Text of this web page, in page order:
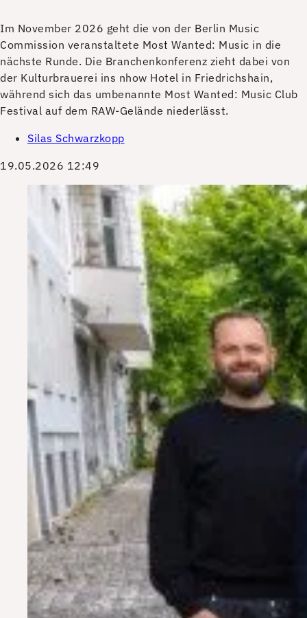
Im November 2026 geht die von der Berlin Music
Commission veranstaltete Most Wanted: Music in die
nächste Runde. Die Branchenkonferenz zieht dabei von
der Kulturbrauerei ins nhow Hotel in Friedrichshain,
während sich das umbenannte Most Wanted: Music Club
Festival auf dem RAW-Gelände niederlässt.
Silas Schwarzkopp
19.05.2026 12:49